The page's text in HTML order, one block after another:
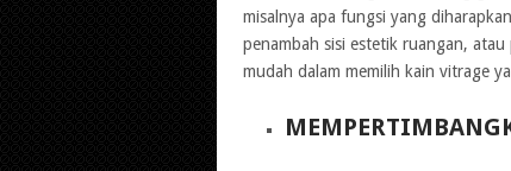
misalnya apa fungsi yang
penambah sisi estetik ruangan,
mudah dalam memilih kain vitrage